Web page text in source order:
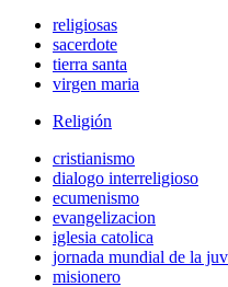
religiosas
sacerdote
tierra santa
virgen maria
Religión
cristianismo
dialogo interreligioso
ecumenismo
evangelizacion
iglesia catolica
jornada mundial de la
misionero